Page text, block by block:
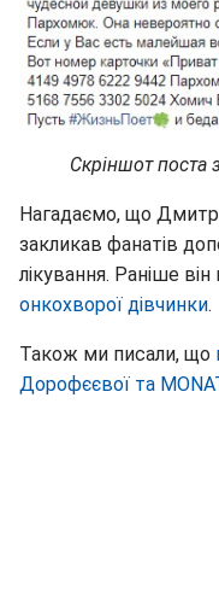
Скріншотпоста
Нагадаємо, що
закликав фанатів
лікування. Раніше
онкохворої дівчинки.
Також ми писали, що
Дорофєєвої та